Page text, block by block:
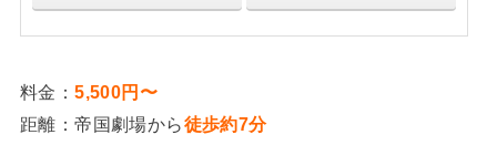
料金：5,500円〜
距離：帝国劇場から徒歩約7分